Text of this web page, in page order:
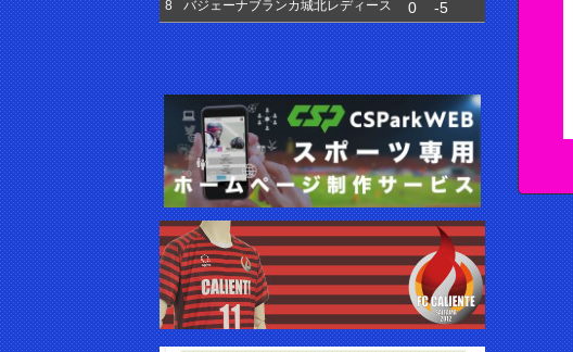
8 バジェーナブランカ城北レディース 0 -5